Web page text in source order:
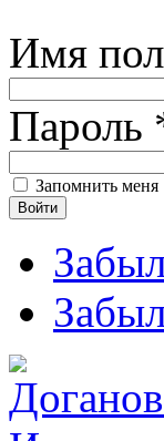
Имя
Пароль
Запомнить меня